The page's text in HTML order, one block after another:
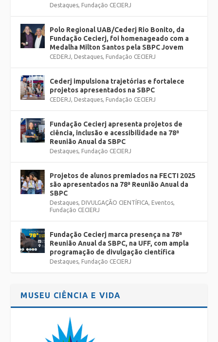
Destaques, Fundação CECIERJ
Polo Regional UAB/Cederj Rio Bonito, da
Fundação Cecierj, foi homenageado com a
Medalha Milton Santos pela SBPC Jovem
CEDERJ, Destaques, Fundação CECIERJ
Cederj impulsiona trajetórias e fortalece
projetos apresentados na SBPC
CEDERJ, Destaques, Fundação CECIERJ
Fundação Cecierj apresenta projetos de
ciência, inclusão e acessibilidade na 78ª
Reunião Anual da SBPC
Destaques, Fundação CECIERJ
Projetos de alunos premiados na FECTI 2025
são apresentados na 78ª Reunião Anual da
SBPC
Destaques, DIVULGAÇÃO CIENTÍFICA, Eventos,
Fundação CECIERJ
Fundação Cecierj marca presença na 78ª
Reunião Anual da SBPC, na UFF, com ampla
programação de divulgação científica
Destaques, Fundação CECIERJ
MUSEU CIÊNCIA E VIDA